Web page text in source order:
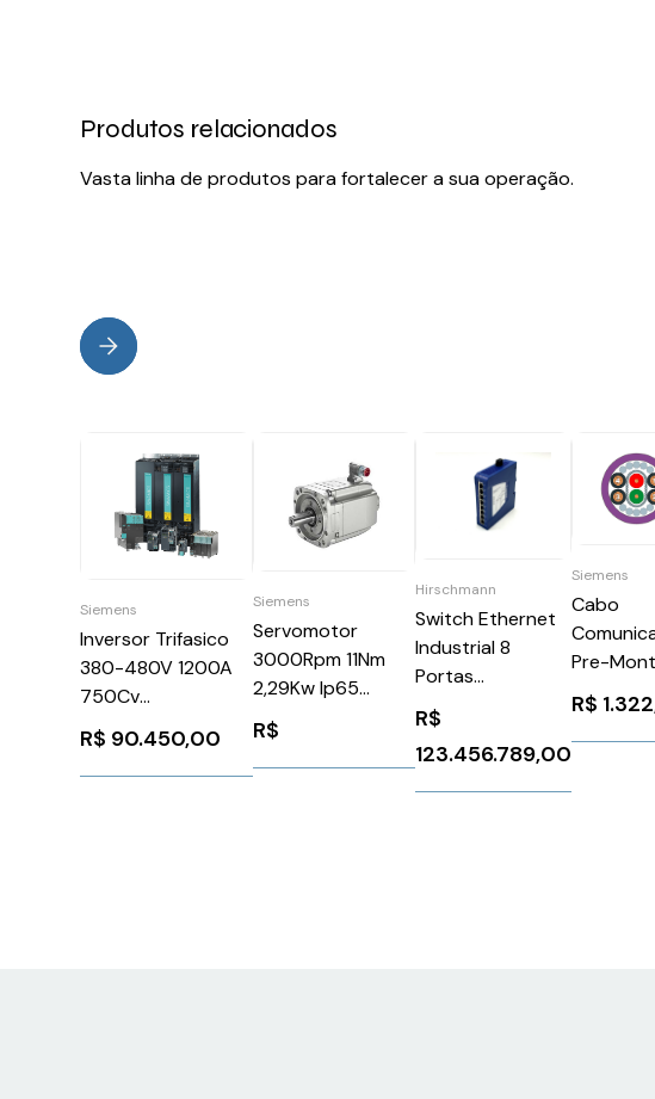
Produtos relacionados
Vasta linha de produtos para fortalecer a sua operação.
Siemens
Inversor Trifasico
380-480V 1200A
750Cv
6SL33301TE412AA3
Siemens 90426
R$ 90.450,00
Siemens
Servomotor
3000Rpm 11Nm
2,29Kw Ip65
1FK70632AF711CH1
Siemens 91320
R$
Hirschmann
Switch Ethernet
Industrial 8
Portas
Hirschmann
Spider II 8TX
(Usado)
R$
123.456.789,00
Siemens
Cabo
Pre-Mont
Siemens
R$